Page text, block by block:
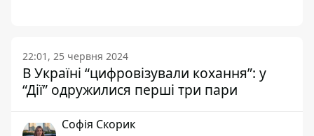
22:01, 25 червня 2024
В Україні “цифровізували кохання”: у
“Дії” одружилися перші три пари
Софія Скорик